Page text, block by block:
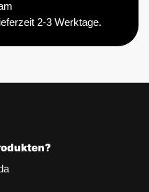
2-3 Werktage.